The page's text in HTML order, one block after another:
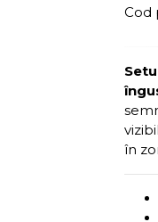
Cod
în